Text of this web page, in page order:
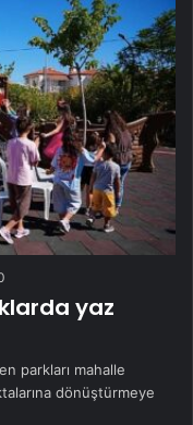
yaz
parkları mahalle
dönüştürmeye